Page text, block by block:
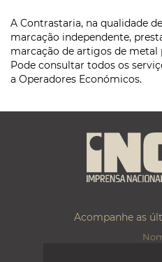
A Contrastaria, na qualidade
marcação independente,
marcação de artigos de metal
Pode consultar todos os
a Operadores Económicos.
Acompanhe as